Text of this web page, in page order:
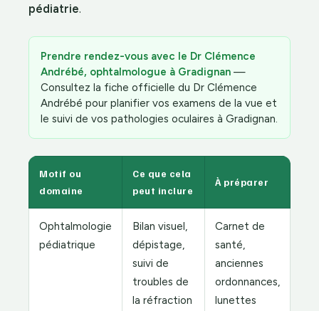
pédiatrie.
Prendre rendez-vous avec le Dr Clémence
Andrébé, ophtalmologue à Gradignan —
Consultez la fiche officielle du Dr Clémence
Andrébé pour planifier vos examens de la vue et
le suivi de vos pathologies oculaires à Gradignan.
Motif ou
domaine
Ce que cela
peut inclure
À préparer
Ophtalmologie
pédiatrique
Bilan visuel,
dépistage,
suivi de
troubles de
la réfraction
Carnet de
santé,
anciennes
ordonnances,
lunettes